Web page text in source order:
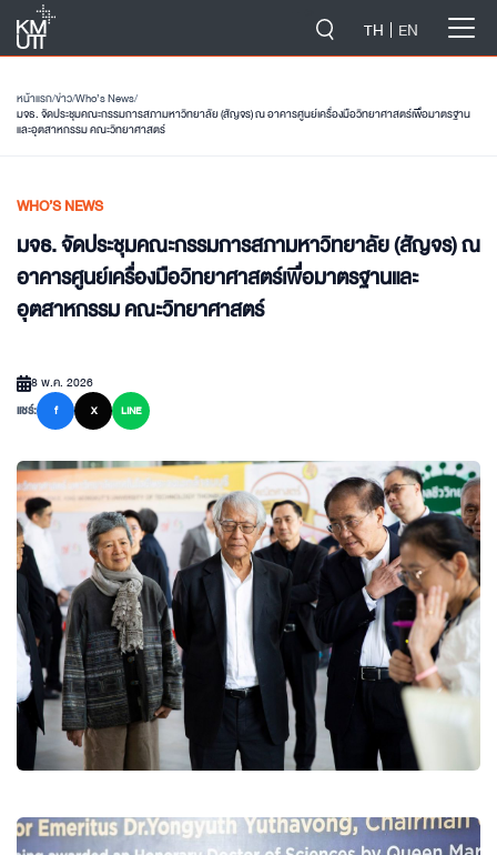
TH EN
หน้าแรก/ข่าว/Who’s News/
มจธ. จัดประชุมคณะกรรมการสภามหาวิทยาลัย (สัญจร) ณ อาคารศูนย์เครื่องมือวิทยาศาสตร์เพื่อมาตรฐาน
และอุตสาหกรรม คณะวิทยาศาสตร์
WHO’S NEWS
มจธ. จัดประชุมคณะกรรมการสภามหาวิทยาลัย (สัญจร) ณ
อาคารศูนย์เครื่องมือวิทยาศาสตร์เพื่อมาตรฐานและ
อุตสาหกรรม คณะวิทยาศาสตร์
8 พ.ค. 2026
แชร์:
f X LINE